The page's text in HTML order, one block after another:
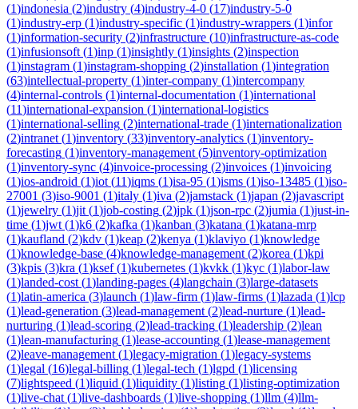
(1)indonesia (2)industry (4)industry-4-0 (17)industry-5-0
(1)industry-erp (1)industry-specific (1)industry-wrappers (1)infor
(1)information-security (2)infrastructure (10)infrastructure-as-code
(1)infusionsoft (1)inp (1)insightly (1)insights (2)inspection
(1)instagram (1)instagram-shopping (2)installation (1)integration
(63)intellectual-property (1)inter-company (1)intercompany
(4)internal-controls (1)internal-documentation (1)international
(11)international-expansion (1)international-logistics
(1)international-selling (2)international-trade (1)internationalization
(2)intranet (1)inventory (33)inventory-analytics (1)inventory-
forecasting (1)inventory-management (5)inventory-optimization
(1)inventory-sync (4)invoice-processing (2)invoices (1)invoicing
(1)ios-android (1)iot (11)iqms (1)isa-95 (1)isms (1)iso-13485 (1)iso-
27001 (3)iso-9001 (1)italy (1)iva (2)jamstack (1)japan (2)javascript
(1)jewelry (1)jit (1)job-costing (2)jpk (1)json-rpc (2)jumia (1)just-in-
time (1)jwt (1)k6 (2)kafka (1)kanban (3)katana (1)katana-mrp
(1)kaufland (2)kdv (1)keap (2)kenya (1)klaviyo (1)knowledge
(1)knowledge-base (4)knowledge-management (2)korea (1)kpi
(3)kpis (3)kra (1)ksef(1)kubernetes (1)kvkk (1)kyc (1)labor-law
(1)landed-cost (1)landing-pages (4)langchain (3)large-datasets
(1)latin-america (3)launch (1)law-firm (1)law-firms (1)lazada (1)lcp
(1)lead-generation (3)lead-management (2)lead-nurture (1)lead-
nurturing (1)lead-scoring (2)lead-tracking (1)leadership (2)lean
(1)lean-manufacturing (1)lease-accounting (1)lease-management
(2)leave-management (1)legacy-migration (1)legacy-systems
(1)legal (16)legal-billing (1)legal-tech (1)lgpd (1)licensing
(7)lightspeed (1)liquid (1)liquidity (1)listing (1)listing-optimization
(1)live-chat (1)live-dashboards (1)live-shopping (1)llm (4)llm-